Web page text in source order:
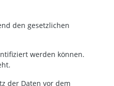
den gesetzlichen
werden können.
der Daten vor dem